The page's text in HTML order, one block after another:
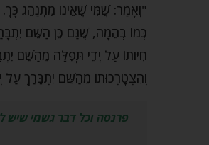
"וְאָמַר: שֶׁמִּי שֶׁאֵינוֹ מִתְנַהֵג
כְּמוֹ בְּהֵמָה, שֶׁגַּם כֵּן הַשֵּׁם
חִיּוּתוֹ עַל יְדֵי תְּפִלָּה מֵהַשֵּׁם
וְהִצְטָרְכוּתוֹ מֵהַשֵּׁם יִתְבָּרַךְ עַל
פרנסה וכל דבר גשמי